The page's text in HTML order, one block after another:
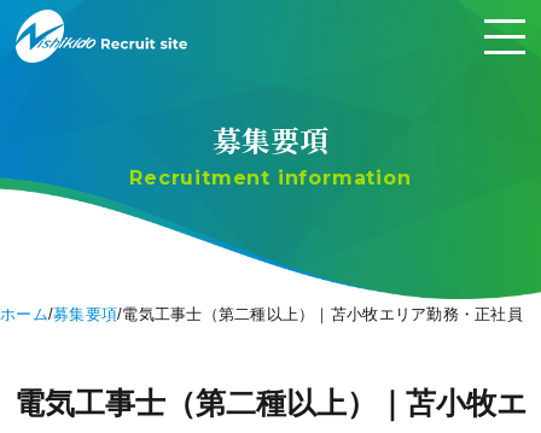
募集要項
Recruitment information
ホーム 募集要項 電気工事士（第二種以上）｜苫小牧エリア勤務・正社員
電気工事士（第二種以上）｜苫小牧エ